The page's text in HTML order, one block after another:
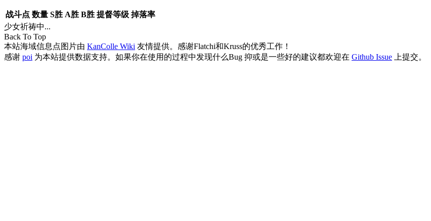
战斗点 数量 S胜 A胜 B胜 提督等级 掉落率
少女祈祷中...
Back To Top
本站海域信息点图片由 KanColle Wiki 友情提供。感谢Flatchi和Kruss的优秀工作！
感谢 poi 为本站提供数据支持。如果你在使用的过程中发现什么Bug 抑或是一些好的建议都欢迎在 Github Issue 上提交。